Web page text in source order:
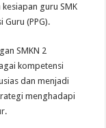
guru SMK
(PPG).
SMKN 2
kompetensi
dan menjadi
menghadapi